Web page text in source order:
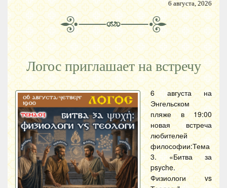
6 августа, 2026
Логос приглашает на встречу
6 августа на
Энгельском
пляже в 19:00
новая встреча
любителей
философии:Тема
3. «Битва за
psyche.
Физиологи vs